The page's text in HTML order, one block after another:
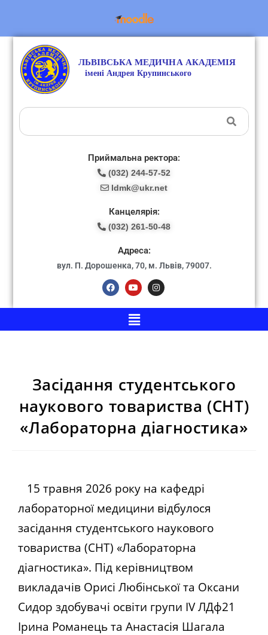
Приймальна ректора:
(032) 244-57-52
ldmk@ukr.net
Канцелярія:
(032) 261-50-48
Адреса:
вул. П. Дорошенка, 70, м. Львів, 79007.
Засідання студентського
наукового товариства (СНТ)
«Лабораторна діагностика»
15 травня 2026 року на кафедрі
лабораторної медицини відбулося
засідання студентського наукового
товариства (СНТ) «Лабораторна
діагностика». Під керівництвом
викладачів Орисі Любінської та Оксани
Сидор здобувачі освіти групи ІV ЛДф21
Ірина Романець та Анастасія Шагала